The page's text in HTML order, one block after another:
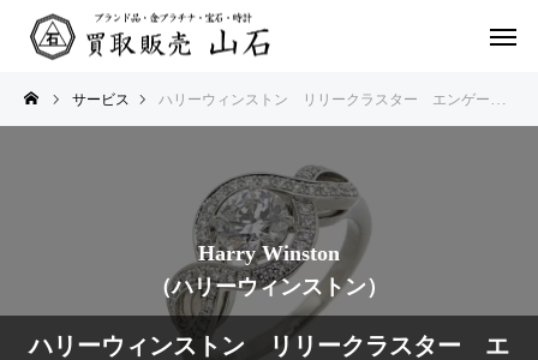
サービス ハリーウィンストン リリークラスター エンゲージメント ダイヤモンドリング
ハリーウィンストン リリークラスター エ
Harry Winston
（ハリーウィンストン）